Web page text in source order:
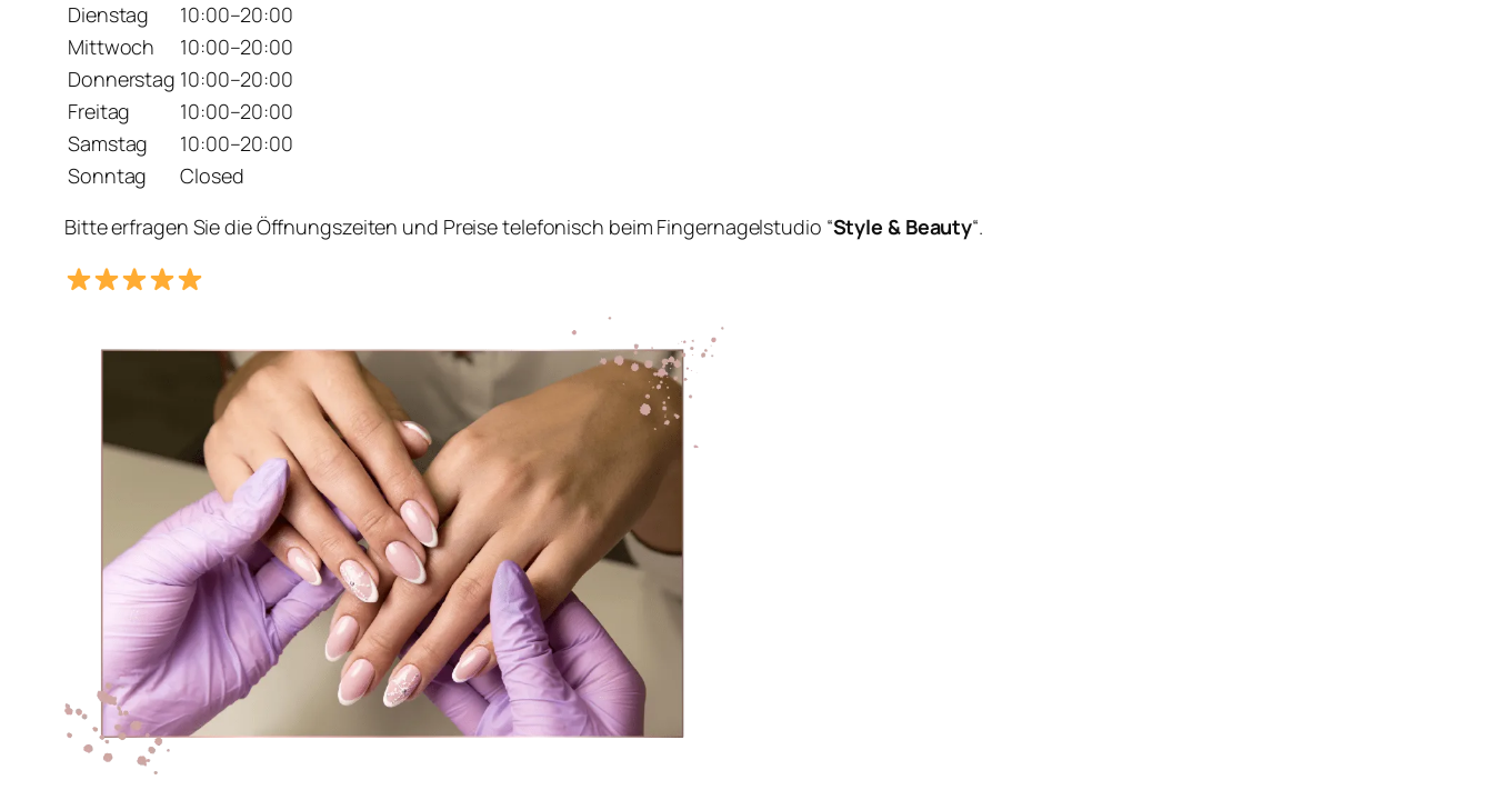
Dienstag
10:00–20:00
Mittwoch
10:00–20:00
Donnerstag 10:00–20:00
Freitag
10:00–20:00
Samstag
10:00–20:00
Sonntag
Closed
Bitte erfragen Sie die Öffnungszeiten und Preise telefonisch beim Fingernagelstudio “Style & Beauty“.